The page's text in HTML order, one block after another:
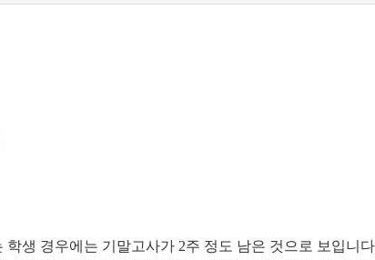
생 경우에는 기말고사가 2주 정도 남은 것으로 보입니